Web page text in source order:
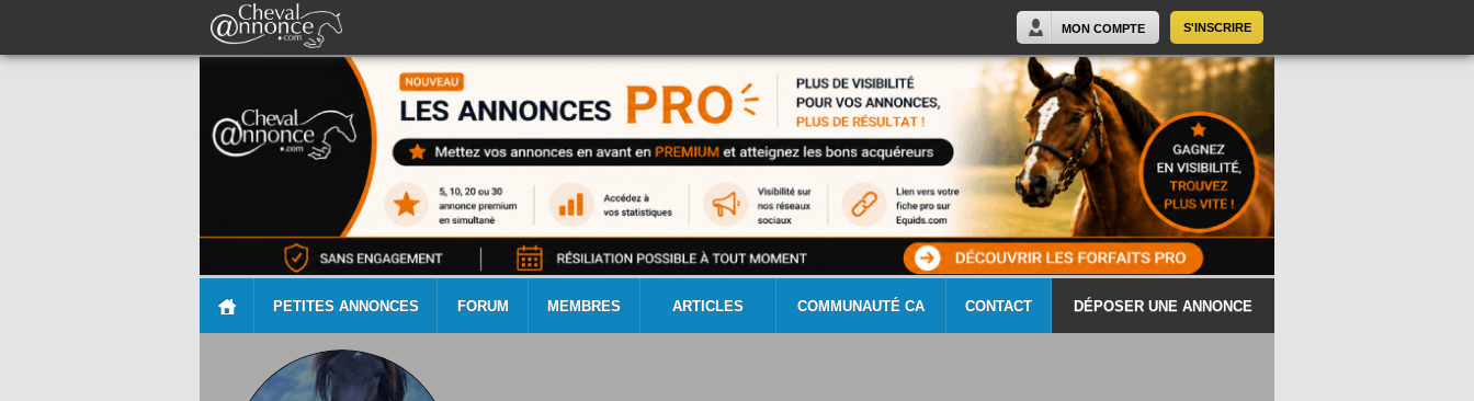
S'INSCRIRE
MON COMPTE
PETITES ANNONCES FORUM MEMBRES ARTICLES COMMUNAUTÉ CA CONTACT DÉPOSER UNE ANNONCE